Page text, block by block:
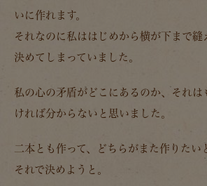
いに作れます。
それなのに私ははじめから横が下まで縫
決めてしまっていました。
私の心の矛盾がどこにあるのか、それは
ければ分からないと思いました。
二本とも作って、どちらがまた作りたい
それで決めようと。